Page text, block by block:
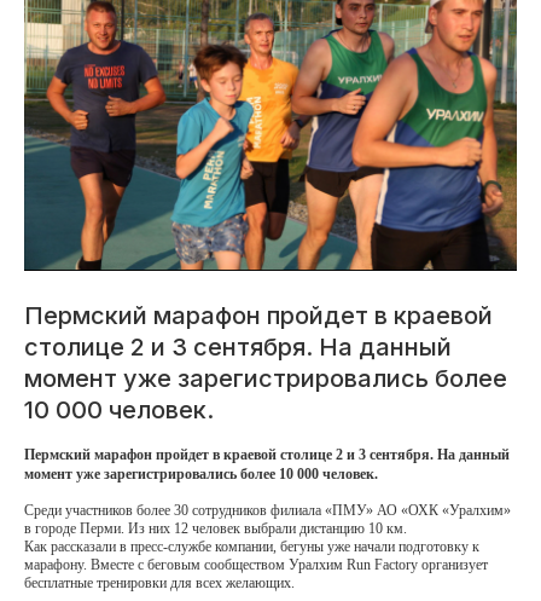
Пермский марафон пройдет в краевой
столице 2 и 3 сентября. На данный
момент уже зарегистрировались более
10 000 человек.
Пермский марафон пройдет в краевой столице 2 и 3 сентября. На данный
момент уже зарегистрировались более 10 000 человек.
Среди участников более 30 сотрудников филиала «ПМУ» АО «ОХК «Уралхим»
в городе Перми. Из них 12 человек выбрали дистанцию 10 км.
Как рассказали в пресс-службе компании, бегуны уже начали подготовку к
марафону. Вместе с беговым сообществом Уралхим Run Factory организует
бесплатные тренировки для всех желающих.